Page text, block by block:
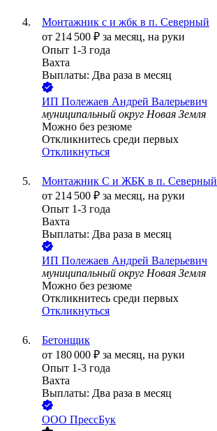
Монтажник с и жбк в п. Северный
от 214 500 ₽ за месяц, на руки
Опыт 1-3 года
Вахта
Выплаты: Два раза в месяц
ИП Полежаев Андрей Валерьевич
муниципальный округ Новая Земля
Можно без резюме
Откликнитесь среди первых
Откликнуться
Монтажник С и ЖБК в п. Северный
от 214 500 ₽ за месяц, на руки
Опыт 1-3 года
Вахта
Выплаты: Два раза в месяц
ИП Полежаев Андрей Валерьевич
муниципальный округ Новая Земля
Можно без резюме
Откликнитесь среди первых
Откликнуться
Бетонщик
от 180 000 ₽ за месяц, на руки
Опыт 1-3 года
Вахта
Выплаты: Два раза в месяц
ООО ПрессБук